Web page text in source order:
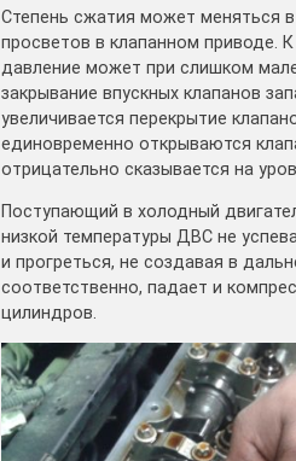
Степень сжатия может меняться
просветов в клапанном приводе. К
давление может при слишком
закрывание впускных клапанов
увеличивается перекрытие
единовременно открываются
отрицательно сказывается на
Поступающий в холодный
низкой температуры ДВС не
и прогреться, не создавая в
соответственно, падает и
цилиндров.